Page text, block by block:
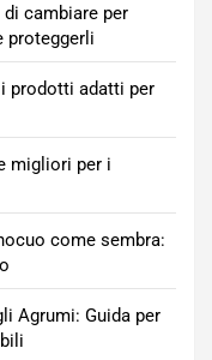
cambiare per
proteggerli
prodotti adatti per
migliori per i
come sembra:
Agrumi: Guida per